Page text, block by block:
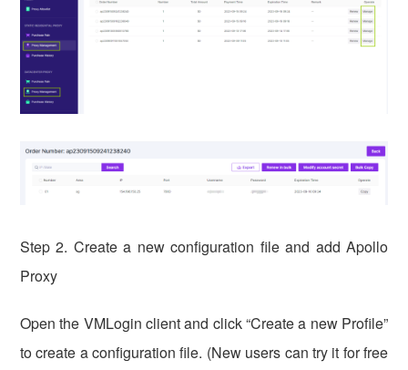
Step 2. Create a new configuration file and add Apollo
Proxy
Open the VMLogin client and click “Create a new Profile”
to create a configuration file. (New users can try it for free
vmlogin.cc vmlogin.cc vmlogin.cc